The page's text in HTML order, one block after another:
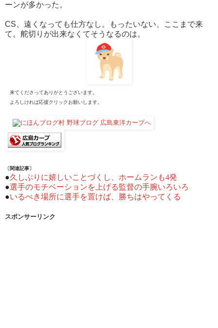
ーンが多かった。
CS、遠くなっても仕方なし。もったいない、ここまで来
て。舵切りが出来なくてそうなるのは。
来てくださってありがとうございます。
よろしければ応援クリックお願いします。
〔関連記事〕
●久しぶりに嬉しいことづくし、ホームランも4発
●選手のモチベーションを上げる監督の手腕いろいろ
●いるべき場所に選手を置けば、勝ちはやってくる
スポンサーリンク